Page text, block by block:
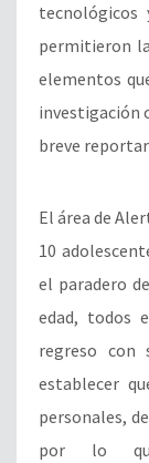
tecnológicos
permitieron
elementos
investigación
breve
El área de
10
el paradero
edad, todos
regreso con
establecer
personales,
por lo